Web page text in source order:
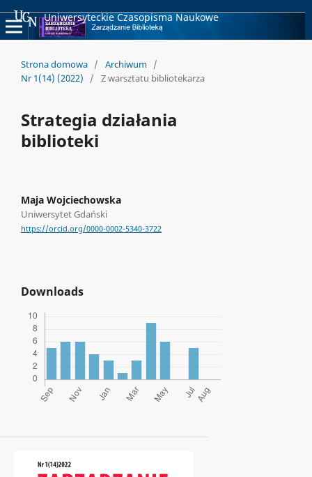
Uniwersyteckie Czasopisma Naukowe
Strona domowa / Archiwum /
Nr 1(14) (2022)
/ Z warsztatu bibliotekarza
Strategia działania
biblioteki
Maja Wojciechowska
Uniwersytet Gdański
https://orcid.org/0000-0002-5340-3722
Downloads